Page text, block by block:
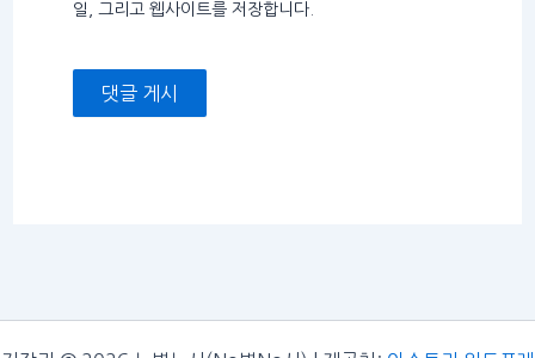
일, 그리고 웹사이트를 저장합니다.